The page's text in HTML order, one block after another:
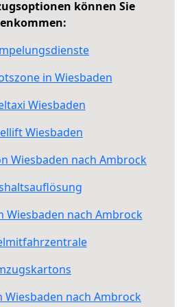
können Sie
in Wiesbaden
Wiesbaden
Wiesbaden
Wiesbaden nach Ambrock
Wiesbaden nach Ambrock
Wiesbaden nach Ambrock